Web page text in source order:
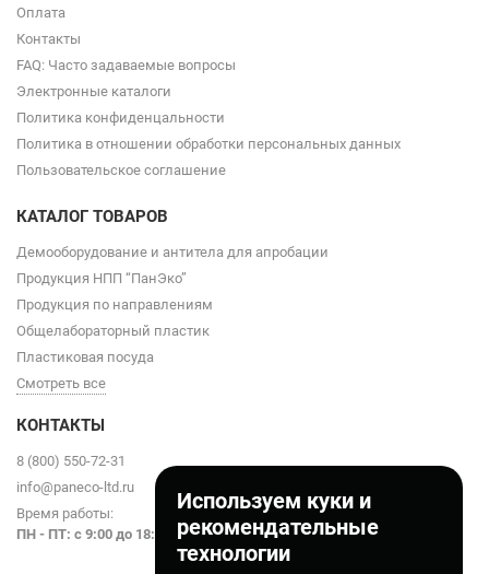
Используем куки и
рекомендательные
технологии
Оплата
Контакты
FAQ: Часто задаваемые вопросы
Электронные каталоги
Политика конфиденцальности
Политика в отношении обработки персональных данных
Пользовательское соглашение
КАТАЛОГ ТОВАРОВ
Демооборудование и антитела для апробации
Продукция НПП “ПанЭко”
Продукция по направлениям
Общелабораторный пластик
Пластиковая посуда
Смотреть все
КОНТАКТЫ
8 (800) 550-72-31
info@paneco-ltd.ru
Время работы:
ПН - ПТ: с 9:00 до 18:00